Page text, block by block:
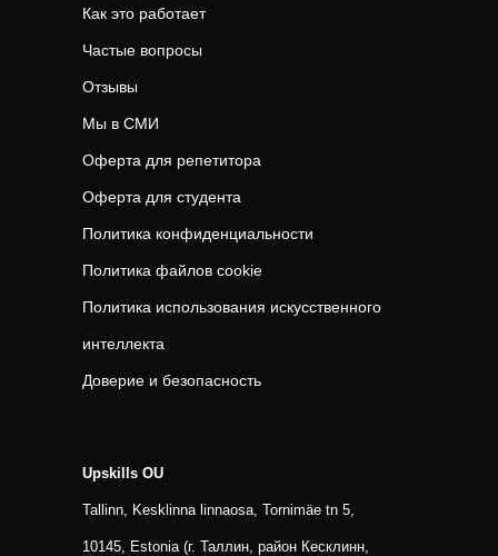
Как это работает
Частые вопросы
Отзывы
Мы в СМИ
Оферта для репетитора
Оферта для студента
Политика конфиденциальности
Политика файлов cookie
Политика использования искусственного
интеллекта
Доверие и безопасность
Upskills OU
Tallinn, Kesklinna linnaosa, Tornimäe tn 5,
10145, Estonia (г. Таллин, район Кесклинн,